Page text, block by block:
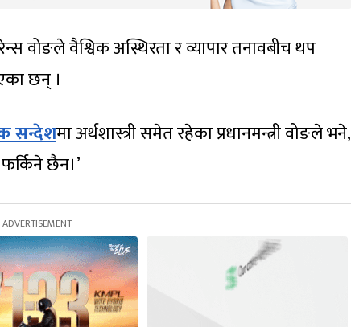
वोङले वैश्विक अस्थिरता र व्यापार तनावबीच थप
छन् ।
सन्देशमा अर्थशास्त्री समेत रहेका प्रधानमन्त्री वोङले भने,
छैन।’